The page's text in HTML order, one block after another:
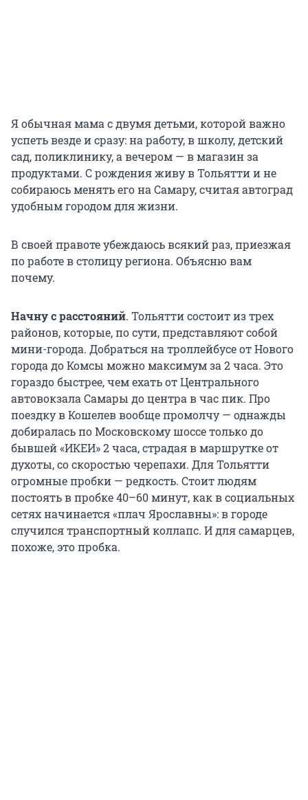
Я обычная мама с двумя детьми, которой важно
успеть везде и сразу: на работу, в школу, детский
сад, поликлинику, а вечером — в магазин за
продуктами. С рождения живу в Тольятти и не
собираюсь менять его на Самару, считая автоград
удобным городом для жизни.
В своей правоте убеждаюсь всякий раз, приезжая
по работе в столицу региона. Объясню вам
почему.
Начну с расстояний. Тольятти состоит из трех
районов, которые, по сути, представляют собой
мини-города. Добраться на троллейбусе от Нового
города до Комсы можно максимум за 2 часа. Это
гораздо быстрее, чем ехать от Центрального
автовокзала Самары до центра в час пик. Про
поездку в Кошелев вообще промолчу — однажды
добиралась по Московскому шоссе только до
бывшей «ИКЕИ» 2 часа, страдая в маршрутке от
духоты, со скоростью черепахи. Для Тольятти
огромные пробки — редкость. Стоит людям
постоять в пробке 40–60 минут, как в социальных
сетях начинается «плач Ярославны»: в городе
случился транспортный коллапс. И для самарцев,
похоже, это пробка.